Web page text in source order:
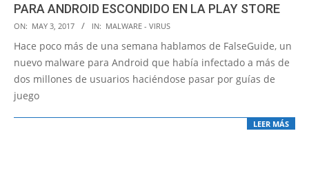
PARA ANDROID ESCONDIDO EN LA PLAY STORE
2017-
05-
03
ON: MAY 3, 2017 IN: MALWARE - VIRUS
Hace poco más de una semana hablamos de FalseGuide, un
nuevo malware para Android que había infectado a más de
dos millones de usuarios haciéndose pasar por guías de
juego
LEER MÁS